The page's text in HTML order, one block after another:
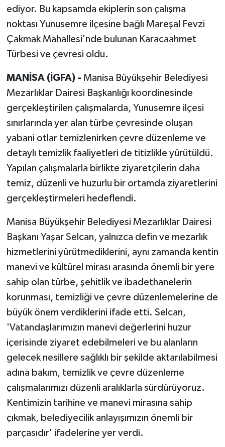
ediyor. Bu kapsamda ekiplerin son çalışma
noktası Yunusemre ilçesine bağlı Mareşal Fevzi
Çakmak Mahallesi'nde bulunan Karacaahmet
Türbesi ve çevresi oldu.
MANİSA (İGFA) - Manisa Büyükşehir Belediyesi
Mezarlıklar Dairesi Başkanlığı koordinesinde
gerçekleştirilen çalışmalarda, Yunusemre ilçesi
sınırlarında yer alan türbe çevresinde oluşan
yabani otlar temizlenirken çevre düzenleme ve
detaylı temizlik faaliyetleri de titizlikle yürütüldü.
Yapılan çalışmalarla birlikte ziyaretçilerin daha
temiz, düzenli ve huzurlu bir ortamda ziyaretlerini
gerçekleştirmeleri hedeflendi.
Manisa Büyükşehir Belediyesi Mezarlıklar Dairesi
Başkanı Yaşar Selcan, yalnızca defin ve mezarlık
hizmetlerini yürütmediklerini, aynı zamanda kentin
manevi ve kültürel mirası arasında önemli bir yere
sahip olan türbe, şehitlik ve ibadethanelerin
korunması, temizliği ve çevre düzenlemelerine de
büyük önem verdiklerini ifade etti. Selcan,
'Vatandaşlarımızın manevi değerlerini huzur
içerisinde ziyaret edebilmeleri ve bu alanların
gelecek nesillere sağlıklı bir şekilde aktarılabilmesi
adına bakım, temizlik ve çevre düzenleme
çalışmalarımızı düzenli aralıklarla sürdürüyoruz.
Kentimizin tarihine ve manevi mirasına sahip
çıkmak, belediyecilik anlayışımızın önemli bir
parçasıdır' ifadelerine yer verdi.